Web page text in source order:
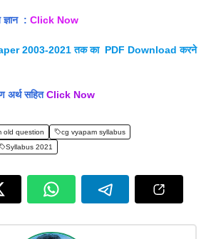
ज्ञान : Click Now
2003-2021 तक का PDF Download करने
अर्थ सहितClick Now
old question
cg vyapam syllabus
Syllabus 2021